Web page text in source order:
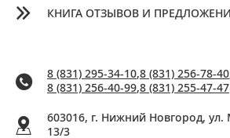
КНИГА ОТЗЫВОВ И
8 (831) 295-34-10,8 (831) 256-78-40
8 (831) 256-40-99,8 (831) 255-47-47
603016, г. Нижний Новгород, ул.
13/3